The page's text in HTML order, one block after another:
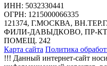
ИНН: 5032330441
ОГРН: 1215000066335
121374, Г.МОСКВА,
ФИЛИ-ДАВЫДКОВО, ПР-КТ
ПОМЕЩ. 242
Карта сайта Политика
!!! Данный интернет-сайт